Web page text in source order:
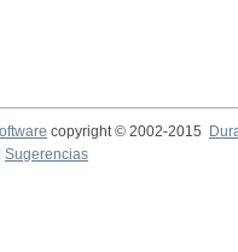
copyright © 2002-2015
Sugerencias